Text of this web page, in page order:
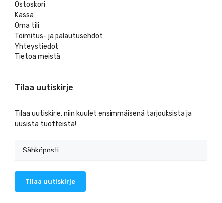
Ostoskori
Kassa
Oma tili
Toimitus- ja palautusehdot
Yhteystiedot
Tietoa meistä
Tilaa uutiskirje
Tilaa uutiskirje, niin kuulet ensimmäisenä tarjouksista ja
uusista tuotteista!